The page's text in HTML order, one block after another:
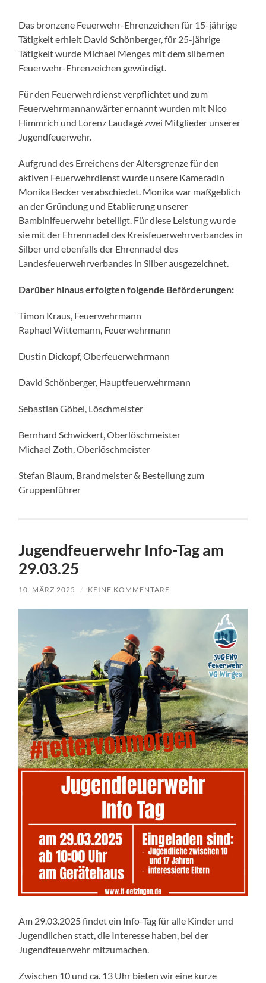
Das bronzene Feuerwehr-Ehrenzeichen für 15-jährige
Tätigkeit erhielt David Schönberger, für 25-jährige
Tätigkeit wurde Michael Menges mit dem silbernen
Feuerwehr-Ehrenzeichen gewürdigt.
Für den Feuerwehrdienst verpflichtet und zum
Feuerwehrmannanwärter ernannt wurden mit Nico
Himmrich und Lorenz Laudagé zwei Mitglieder unserer
Jugendfeuerwehr.
Aufgrund des Erreichens der Altersgrenze für den
aktiven Feuerwehrdienst wurde unsere Kameradin
Monika Becker verabschiedet. Monika war maßgeblich
an der Gründung und Etablierung unserer
Bambinifeuerwehr beteiligt. Für diese Leistung wurde
sie mit der Ehrennadel des Kreisfeuerwehrverbandes in
Silber und ebenfalls der Ehrennadel des
Landesfeuerwehrverbandes in Silber ausgezeichnet.
Darüber hinaus erfolgten folgende Beförderungen:
Timon Kraus, Feuerwehrmann
Raphael Wittemann, Feuerwehrmann
Dustin Dickopf, Oberfeuerwehrmann
David Schönberger, Hauptfeuerwehrmann
Sebastian Göbel, Löschmeister
Bernhard Schwickert, Oberlöschmeister
Michael Zoth, Oberlöschmeister
Stefan Blaum, Brandmeister & Bestellung zum
Gruppenführer
Jugendfeuerwehr Info-Tag am
29.03.25
10. MÄRZ 2025 / KEINE KOMMENTARE
Am 29.03.2025 findet ein Info-Tag für alle Kinder und
Jugendlichen statt, die Interesse haben, bei der
Jugendfeuerwehr mitzumachen.
Zwischen 10 und ca. 13 Uhr bieten wir eine kurze